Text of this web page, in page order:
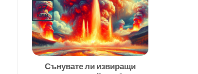
Сънувате ли извиращи
27
юли